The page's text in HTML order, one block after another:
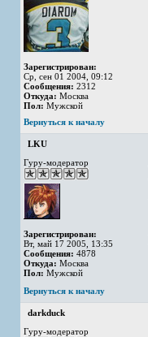
Зарегистрирован:
Ср, сен 01 2004, 09:12
Сообщения: 2312
Откуда: Москва
Пол: Мужской
Вернуться к началу
LKU
Гуру-модератор
Зарегистрирован:
Вт, май 17 2005, 13:35
Сообщения: 4878
Откуда: Москва
Пол: Мужской
Вернуться к началу
darkduck
Гуру-модератор